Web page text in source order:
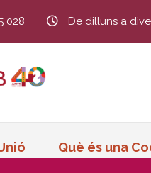
028 De dilluns a
Què és una